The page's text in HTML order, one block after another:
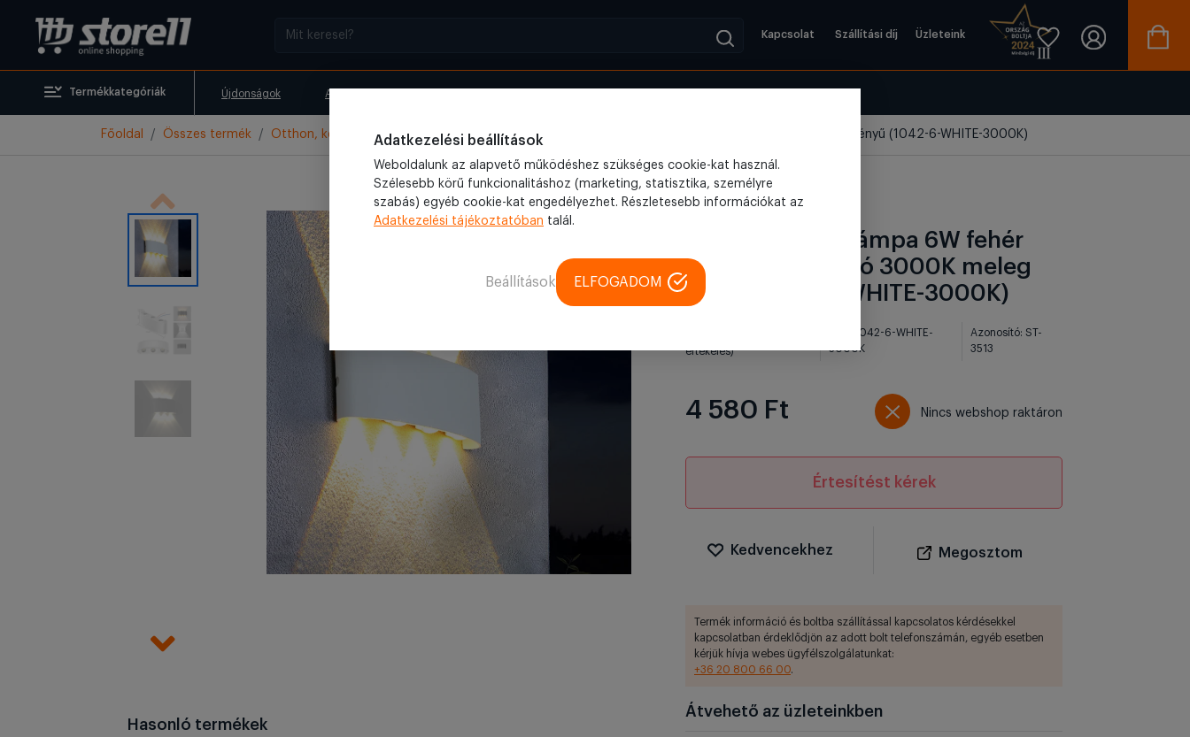
Kapcsolat Szállítási díj Üzleteink
Termékkategóriák Újdonságok Akciók
Főoldal Összes termék Otthon, kert Kültéri LED lámpa Kültéri fali LED lámpa 6W fehér színű IP65 vízálló 3000K meleg fényű (1042-6-WHITE-3000K)
Hasonló termékek
Kültéri LED lámpa
Kültéri fali LED lámpa 6W fehér
színű IP65 vízálló 3000K meleg
fényű (1042-6-WHITE-3000K)
értékelés)
SKU: 1042-6-WHITE-
3000K
Azonosító: ST-
3513
4 580 Ft Nincs webshop raktáron
Értesítést kérek
Kedvencekhez Megosztom
Termék információ és boltba szállítással kapcsolatos kérdésekkel
kapcsolatban érdeklődjön az adott bolt telefonszámán, egyéb esetben
kérjük hívja webes ügyfélszolgálatunkat:
+36 20 800 66 00.
Átvehető az üzleteinkben
Adatkezelési beállítások
Weboldalunk az alapvető működéshez szükséges cookie-kat használ.
Szélesebb körű funkcionalitáshoz (marketing, statisztika, személyre
szabás) egyéb cookie-kat engedélyezhet. Részletesebb információkat az
Adatkezelési tájékoztatóban talál.
Beállítások ELFOGADOM